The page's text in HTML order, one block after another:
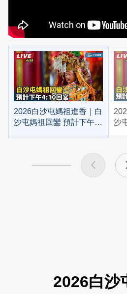
2026白沙屯媽祖進香｜白
沙屯媽祖回鑾 預計下午
沙
2026白沙